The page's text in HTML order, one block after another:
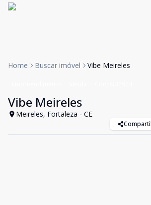
Home Buscar imóvel Vibe Meireles
Vibe Meireles
Meireles, Fortaleza - CE